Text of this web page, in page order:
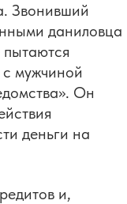
Звонивший
даниловца
пытаются
мужчиной
Он
деньги на
и,